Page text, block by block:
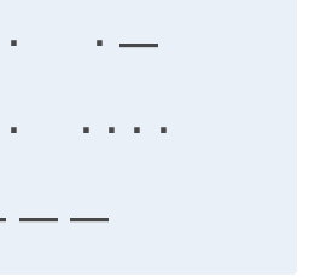
· —
· · · ·
— —